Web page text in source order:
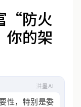
“防火
的架
洪墨AI
性，特别是委